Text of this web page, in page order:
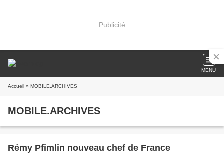
Publicité
MENU
Accueil » MOBILE.ARCHIVES
MOBILE.ARCHIVES
Rémy Pfimlin nouveau chef de France